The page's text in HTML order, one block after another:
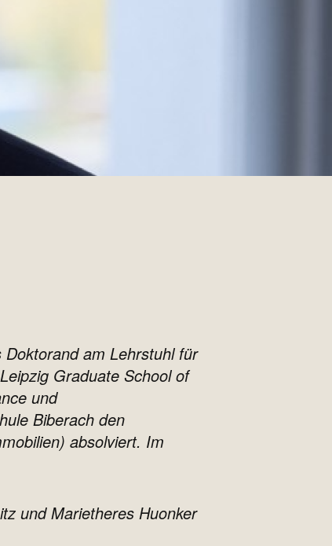
am Lehrstuhl für
Graduate School of
und
Biberach den
absolviert. Im
und Marietheres Huonker